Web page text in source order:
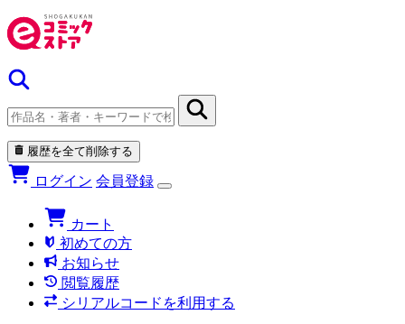
履歴を全て削除する
ログイン 会員登録
カート
初めての方
お知らせ
閲覧履歴
シリアルコードを利用する